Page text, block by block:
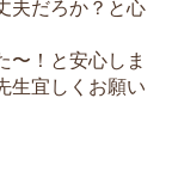
夫だろか？と心
〜！と安心しま
生宜しくお願い